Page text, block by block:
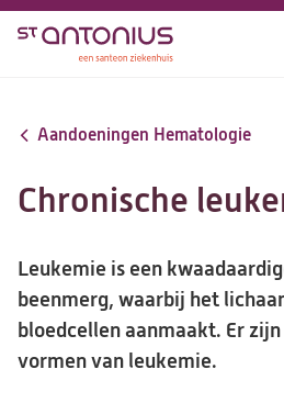
Overslaan
inhoud
Aandoeningen Hematologie
Chronische
Leukemie is een
beenmerg, waarbij het
bloedcellen aanmaakt. Er
vormen van leukemie.